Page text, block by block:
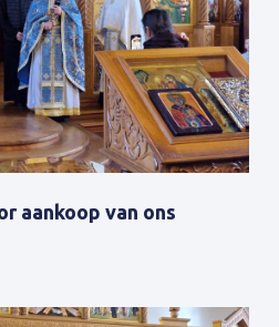
aankoop van ons